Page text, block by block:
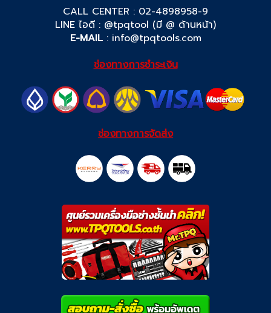
CALL CENTER : 02-4898958-9
LINE ไอดี : @tpqtool (มี @ ด้านหน้า)
E-MAIL: info@tpqtools.com
ช่องทางการชำระเงิน
ช่องทางการจัดส่ง